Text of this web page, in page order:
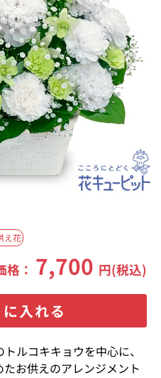
え花
格： 7,700 円(税込)
入れる
ルコキキョウを中心に、
お供えのアレンジメント